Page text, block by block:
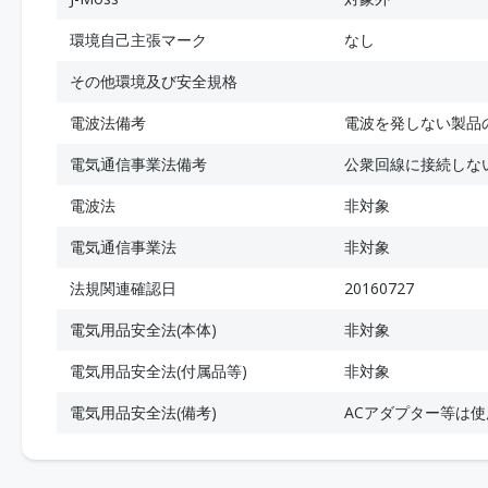
環境自己主張マーク
なし
その他環境及び安全規格
電波法備考
電波を発しない製品
電気通信事業法備考
公衆回線に接続しな
電波法
非対象
電気通信事業法
非対象
法規関連確認日
20160727
電気用品安全法(本体)
非対象
電気用品安全法(付属品等)
非対象
電気用品安全法(備考)
ACアダプター等は